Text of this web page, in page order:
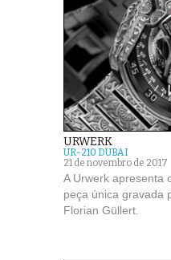
URWERK
UR-210 DUBAI
21 de novembro de 2017
A Urwerk apresenta
peça única gravada
Florian Güllert.